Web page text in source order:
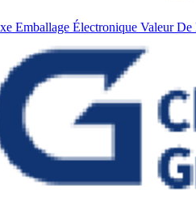
Emballage Électronique Valeur De